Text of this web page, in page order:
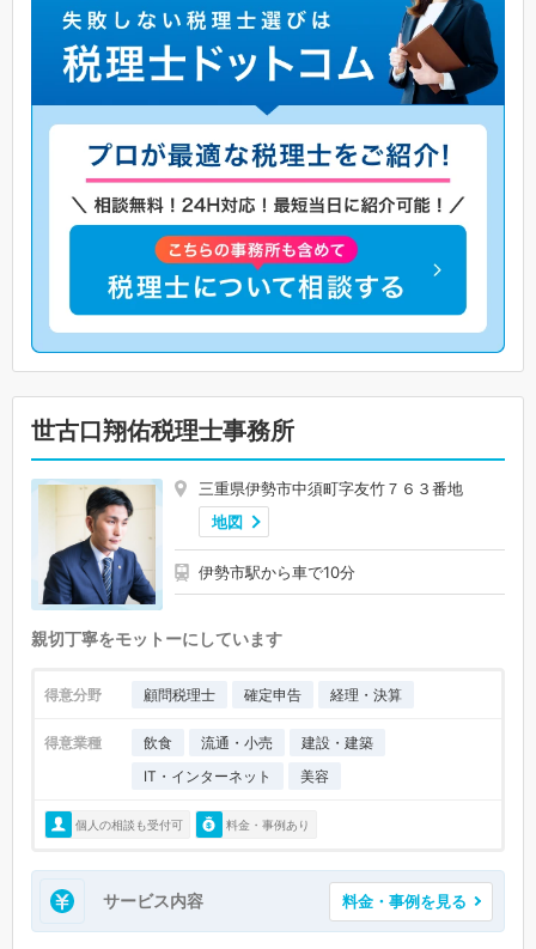
世古口翔佑税理士事務所
三重県伊勢市中須町字友竹７６３番地
地図
伊勢市駅から車で10分
親切丁寧をモットーにしています
得意分野 顧問税理士 確定申告 経理・決算
得意業種 飲食 流通・小売
建設・建築
IT・インターネット
美容
個人の相談も受付可 料金・事例あり
サービス内容 料金・事例を見る